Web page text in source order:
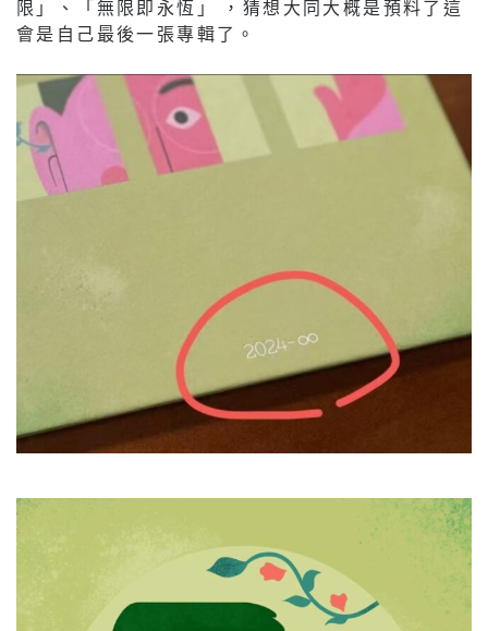
限」、「無限即永恆」 ，猜想大同大概是預料了這
會是自己最後一張專輯了。